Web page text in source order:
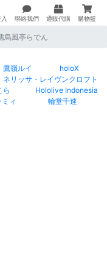
聯絡我們 通販代購 購物籃
烏風亭らでん
鷹嶺ルイ
holoX
ネリッサ・レイヴンクロフト
ら
Hololive Indonesia
ィ 輪堂千速